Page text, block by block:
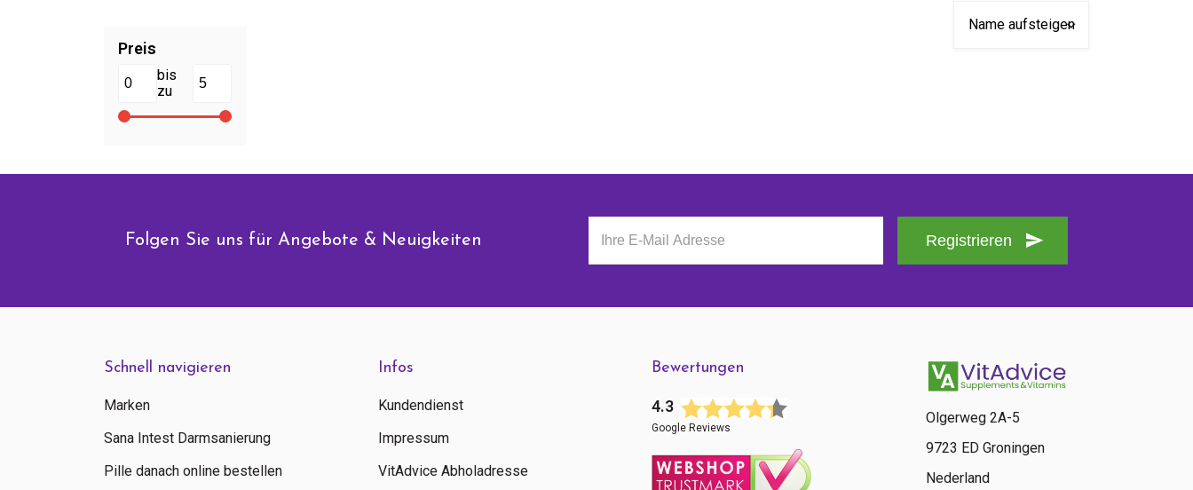
Preis
bis
zu
Folgen Sie uns für Angebote & Neuigkeiten Registrieren
Schnell navigieren
Marken
Sana Intest Darmsanierung
Pille danach online bestellen
Infos
Kundendienst
Impressum
VitAdvice Abholadresse
Bewertungen
4.3
Google Reviews
Olgerweg 2A-5
9723 ED Groningen
Nederland